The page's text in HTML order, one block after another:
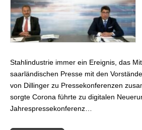
Stahlindustrie immer ein Ereignis, das
saarländischen Presse mit den
von Dillinger zu Pressekonferenzen
sorgte Corona führte zu digitalen
Jahrespressekonferenz…